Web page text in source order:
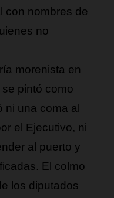
con nombres de
no
morenista en
pintó como
una coma al
el Ejecutivo, ni
al puerto y
El colmo
los diputados